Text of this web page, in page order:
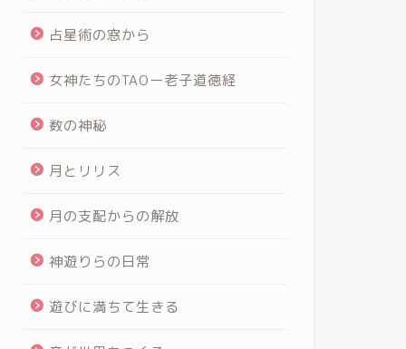
占星術の窓から
女神たちのTAOー老子道徳経
数の神秘
月とリリス
月の支配からの解放
神遊りらの日常
遊びに満ちて生きる